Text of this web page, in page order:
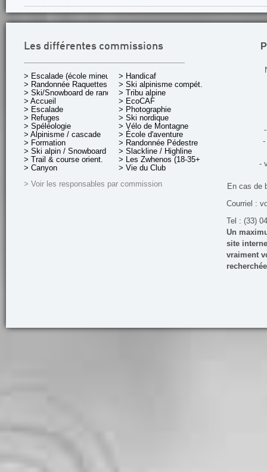
Les différentes commissions
> Escalade (école mineurs)
> Randonnée Raquettes
> Ski/Snowboard de rando.
> Accueil
> Escalade
> Refuges
> Spéléologie
> Alpinisme / cascade
> Formation
> Ski alpin / Snowboard
> Trail & course orient.
> Canyon
> Handicaf
> Ski alpinisme compét.
> Tribu alpine
> EcoCAF
> Photographie
> Ski nordique
> Vélo de Montagne
> École d'aventure
> Randonnée Pédestre
> Slackline / Highline
> Les Zwhenos (18-35+ ans)
> Vie du Club
> Voir les responsables par commission
-
-
En cas de
Courriel :
Tel : (33)
Un
site
vraiment